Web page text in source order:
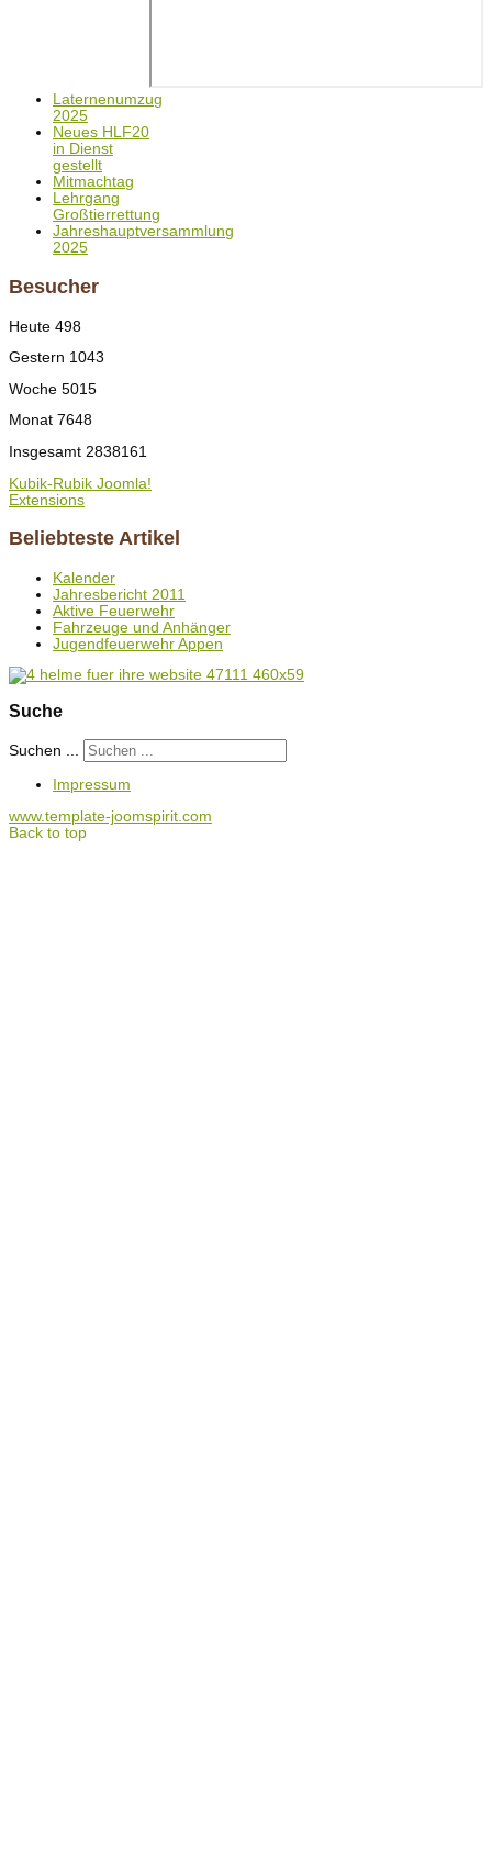
Laternenumzug
2025
Neues HLF20
in Dienst
gestellt
Mitmachtag
Lehrgang
Großtierrettung
Jahreshauptversammlung
2025
Besucher
Heute 498
Gestern 1043
Woche 5015
Monat 7648
Insgesamt 2838161
Kubik-Rubik Joomla!
Extensions
Beliebteste Artikel
Kalender
Jahresbericht 2011
Aktive Feuerwehr
Fahrzeuge und Anhänger
Jugendfeuerwehr Appen
Suche
Suchen ...
Impressum
www.template-joomspirit.com
Back to top